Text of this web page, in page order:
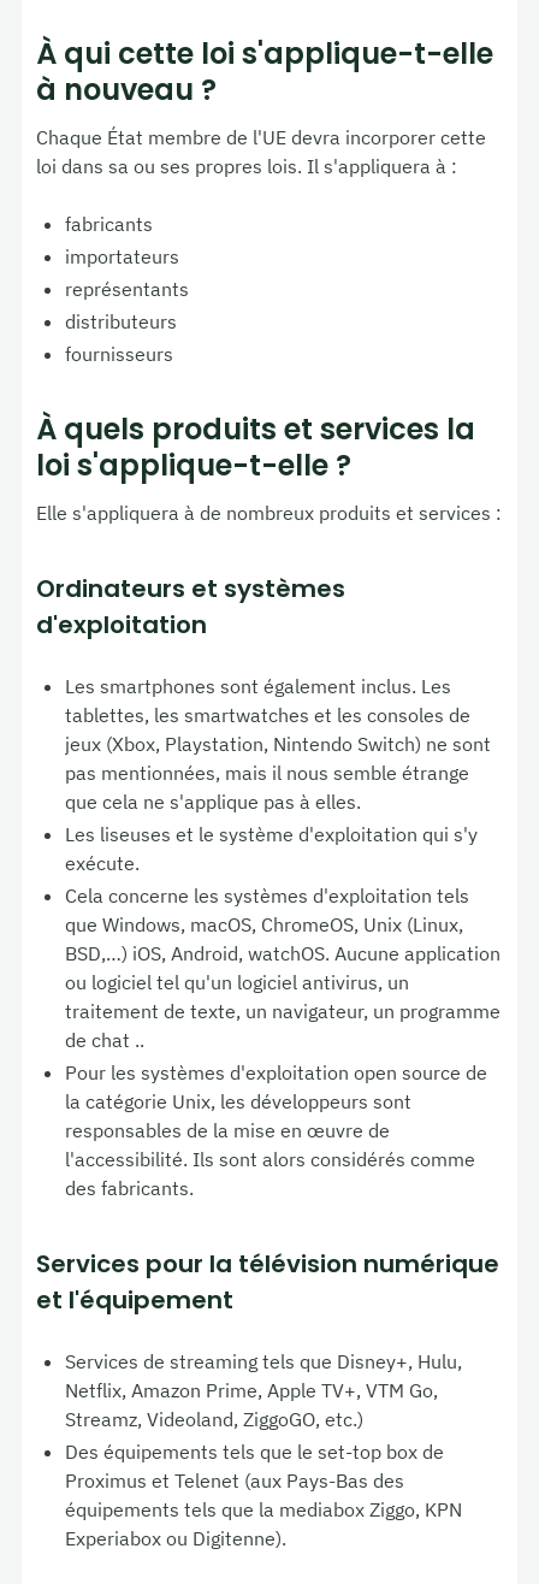
À qui cette loi s'applique-t-elle
à nouveau ?
Chaque État membre de l'UE devra incorporer cette
loi dans sa ou ses propres lois. Il s'appliquera à :
fabricants
importateurs
représentants
distributeurs
fournisseurs
À quels produits et services la
loi s'applique-t-elle ?
Elle s'appliquera à de nombreux produits et services :
Ordinateurs et systèmes
d'exploitation
Les smartphones sont également inclus. Les
tablettes, les smartwatches et les consoles de
jeux (Xbox, Playstation, Nintendo Switch) ne sont
pas mentionnées, mais il nous semble étrange
que cela ne s'applique pas à elles.
Les liseuses et le système d'exploitation qui s'y
exécute.
Cela concerne les systèmes d'exploitation tels
que Windows, macOS, ChromeOS, Unix (Linux,
BSD,…) iOS, Android, watchOS. Aucune application
ou logiciel tel qu'un logiciel antivirus, un
traitement de texte, un navigateur, un programme
de chat ..
Pour les systèmes d'exploitation open source de
la catégorie Unix, les développeurs sont
responsables de la mise en œuvre de
l'accessibilité. Ils sont alors considérés comme
des fabricants.
Services pour la télévision numérique
et l'équipement
Services de streaming tels que Disney+, Hulu,
Netflix, Amazon Prime, Apple TV+, VTM Go,
Streamz, Videoland, ZiggoGO, etc.)
Des équipements tels que le set-top box de
Proximus et Telenet (aux Pays-Bas des
équipements tels que la mediabox Ziggo, KPN
Experiabox ou Digitenne).